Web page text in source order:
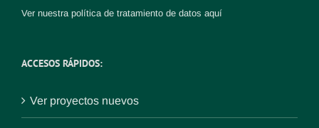
Ver nuestra política de tratamiento de datos aquí
ACCESOS RÁPIDOS:
Ver proyectos nuevos